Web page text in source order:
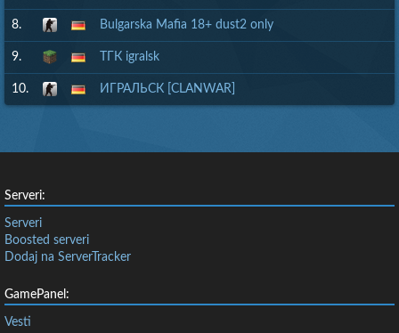
8. Bulgarska Mafia 18+ dust2 only
9. ТГК igralsk
10. ИГРАЛЬСК [CLANWAR]
Serveri:
Serveri
Boosted serveri
Dodaj na ServerTracker
GamePanel:
Vesti